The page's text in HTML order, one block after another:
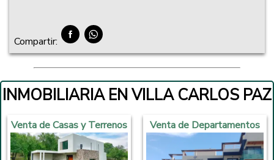
Compartir:
INMOBILIARIA EN VILLA CARLOS PAZ
Venta de Casas y Terrenos Venta de Departamentos